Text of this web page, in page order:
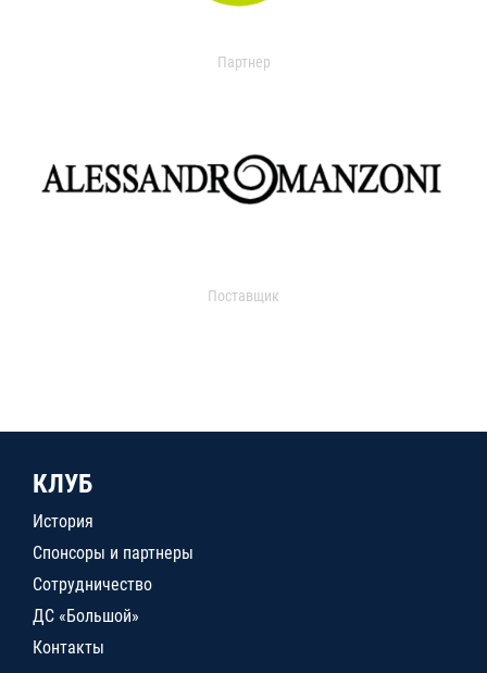
Партнер
Поставщик
КЛУБ
История
Спонсоры и партнеры
Сотрудничество
ДС «Большой»
Контакты